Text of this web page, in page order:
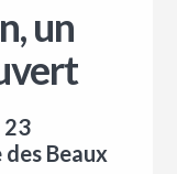
un
23
Beaux